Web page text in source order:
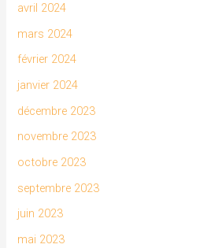
avril 2024
mars 2024
février 2024
janvier 2024
décembre 2023
novembre 2023
octobre 2023
septembre 2023
juin 2023
mai 2023